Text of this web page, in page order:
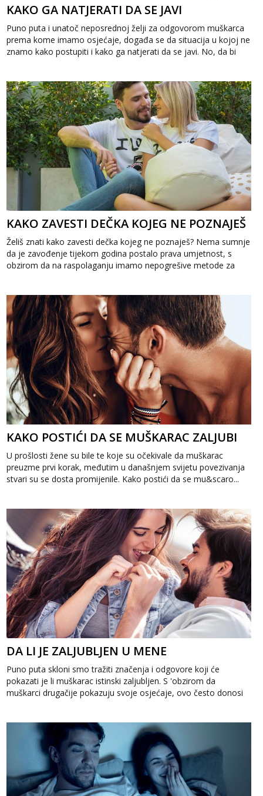
KAKO GA NATJERATI DA SE JAVI
Puno puta i unatoč neposrednoj želji za odgovorom muškarca
prema kome imamo osjećaje, događa se da situacija u kojoj ne
znamo kako postupiti i kako ga natjerati da se javi. No, da bi
KAKO ZAVESTI DEČKA KOJEG NE POZNAJEŠ
Želiš znati kako zavesti dečka kojeg ne poznaješ? Nema sumnje
da je zavođenje tijekom godina postalo prava umjetnost, s
obzirom da na raspolaganju imamo nepogrešive metode za
KAKO POSTIĆI DA SE MUŠKARAC ZALJUBI
U prošlosti žene su bile te koje su očekivale da muškarac
preuzme prvi korak, međutim u današnjem svijetu povezivanja
stvari su se dosta promijenile. Kako postići da se mu&scaro...
DA LI JE ZALJUBLJEN U MENE
Puno puta skloni smo tražiti značenja i odgovore koji će
pokazati je li muškarac istinski zaljubljen. S 'obzirom da
muškarci drugačije pokazuju svoje osjećaje, ovo često donosi